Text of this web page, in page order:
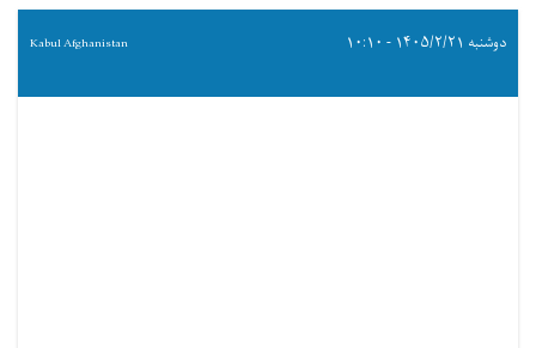
دوشنبه ۱۴۰۵/۲/۲۱ - ۱۰:۱۰ Kabul Afghanistan